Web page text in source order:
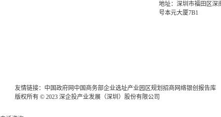
地址：深圳市福田区深
号本元大厦7B1
友情链接： 中国政府网 中国商务部企业选址产业园区规划 招商网络银创报告库
版权所有 © 2023 深企投产业发展（深圳）股份有限公司